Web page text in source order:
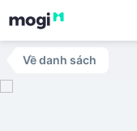
Về danh sách